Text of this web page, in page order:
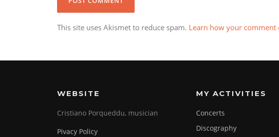
This site uses Akismet to reduce spam. Learn how your comment
WEBSITE
Cristiano Porqueddu, musician
Pivacy Policy
MY ACTIVITIES
Concerts
Discography